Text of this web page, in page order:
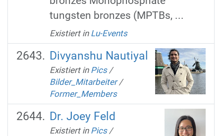
tungsten bronzes (MPTBs, ...
Existiert in Lu-Events
Divyanshu Nautiyal
Existiert in Pics /
Bilder_Mitarbeiter /
Former_Members
Dr. Joey Feld
Existiert in Pics /